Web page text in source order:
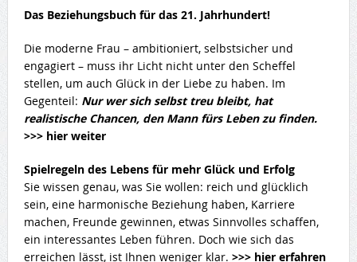
Das Beziehungsbuch für das 21. Jahrhundert!
Die moderne Frau – ambitioniert, selbstsicher und
engagiert – muss ihr Licht nicht unter den Scheffel
stellen, um auch Glück in der Liebe zu haben. Im
Gegenteil: Nur wer sich selbst treu bleibt, hat
realistische Chancen, den Mann fürs Leben zu finden.
>>> hier weiter
Spielregeln des Lebens für mehr Glück und Erfolg
Sie wissen genau, was Sie wollen: reich und glücklich
sein, eine harmonische Beziehung haben, Karriere
machen, Freunde gewinnen, etwas Sinnvolles schaffen,
ein interessantes Leben führen. Doch wie sich das
erreichen lässt, ist Ihnen weniger klar. >>> hier erfahren